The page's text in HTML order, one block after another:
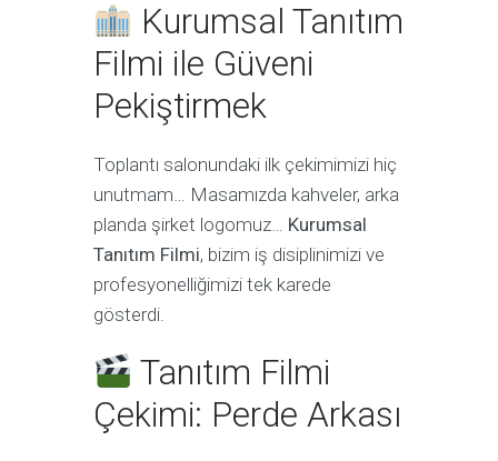
Kurumsal Tanıtım
Filmi ile Güveni
Pekiştirmek
Toplantı salonundaki ilk çekimimizi hiç
unutmam… Masamızda kahveler, arka
planda şirket logomuz… Kurumsal
Tanıtım Filmi, bizim iş disiplinimizi ve
profesyonelliğimizi tek karede
gösterdi.
Tanıtım Filmi
Çekimi: Perde Arkası